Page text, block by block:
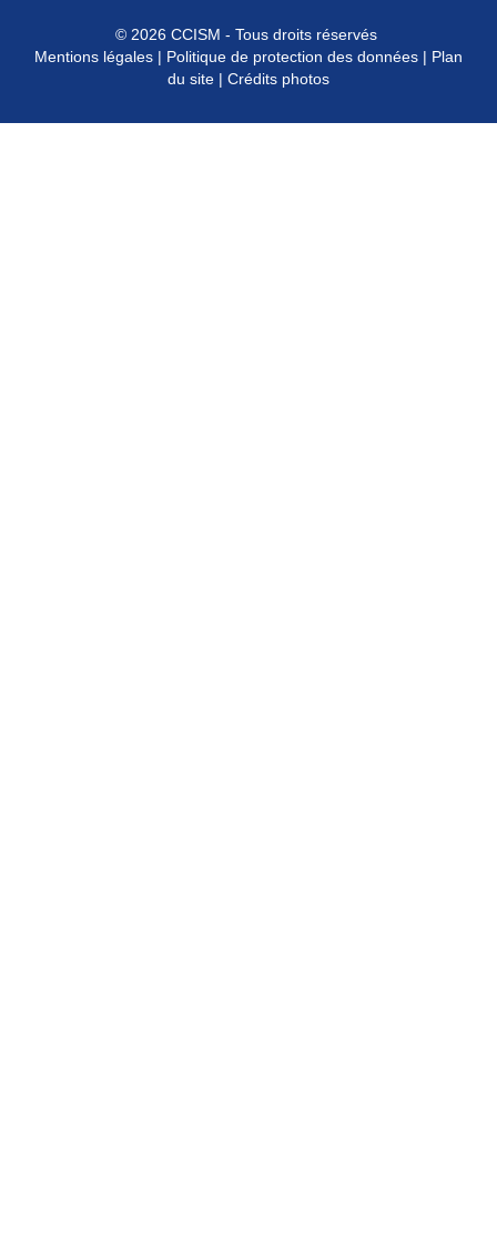
© 2026 CCISM - Tous droits réservés
Mentions légales | Politique de protection des données | Plan
du site | Crédits photos